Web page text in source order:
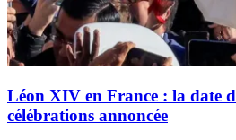
Léon XIV en France : la date
célébrations annoncée